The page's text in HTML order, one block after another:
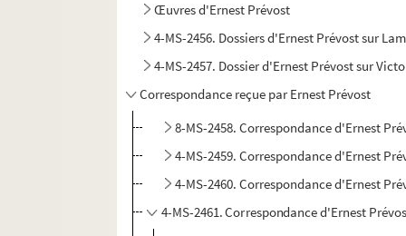
Œuvres d'Ernest Prévost
4-MS-2456. Dossiers d'Ernest Prévost sur
4-MS-2457. Dossier d'Ernest Prévost sur
Correspondance reçue par Ernest Prévost
8-MS-2458. Correspondance d'Ernest
4-MS-2459. Correspondance d'Ernest
4-MS-2460. Correspondance d'Ernest
4-MS-2461. Correspondance d'Ernest